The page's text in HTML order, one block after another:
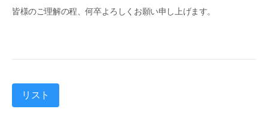
皆様のご理解の程、何卒よろしくお願い申し上げます。
リスト